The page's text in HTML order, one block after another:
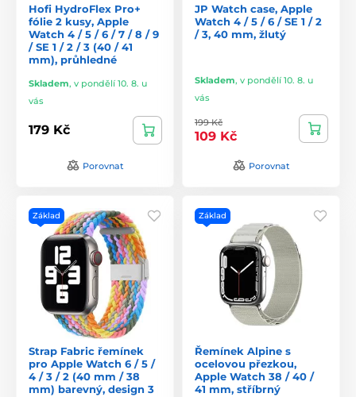
Hofi HydroFlex Pro+
fólie 2 kusy, Apple
Watch 4 / 5 / 6 / 7 / 8 / 9
/ SE 1 / 2 / 3 (40 / 41
mm), průhledné
Skladem, v pondělí 10. 8. u
vás
179 Kč
Porovnat
JP Watch case, Apple
Watch 4 / 5 / 6 / SE 1 / 2
/ 3, 40 mm, žlutý
Skladem, v pondělí 10. 8. u
vás
199 Kč
109 Kč
Porovnat
Základ
Strap Fabric řemínek
pro Apple Watch 6 / 5 /
4 / 3 / 2 (40 mm / 38
mm) barevný, design 3
Základ
Řemínek Alpine s
ocelovou přezkou,
Apple Watch 38 / 40 /
41 mm, stříbrný